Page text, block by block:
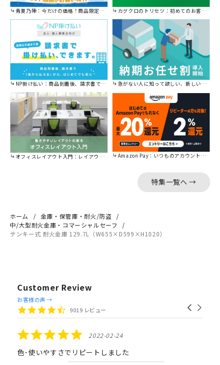
青夏乃陣：今だけの価格！商品限定セール開催中です。 カグクロのトリセツ：初めてのお客様はこちら。
NP掛け払い：商品到着後、請求書で後から払えます。 急がない人に知って欲しい、新しい割引を始めました。
オフィスレイアウト入門：レイアウトの基本をご紹介。 Amazon Pay：いつものアカウントで簡単に決済可能。
特集一覧へ →
ホーム
金庫・保管庫・耐火/防盗
中/大型耐火金庫・コマーシャルセーフ
テンキー式 耐火金庫 129.7L（W655×D599×H1020）
Customer Review
Reviews
carousel
Carousel
4.4
star
9019 レビュー
お客様の声 →
5.0
star
rating
2022-02-24
色･使いやすさでリピートしました